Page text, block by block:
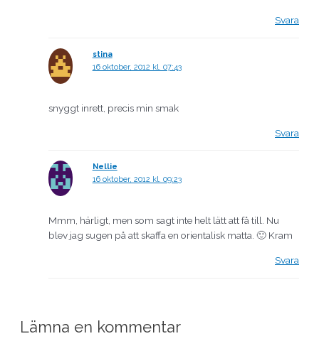
Svara
stina
16 oktober, 2012 kl. 07:43
snyggt inrett, precis min smak
Svara
Nellie
16 oktober, 2012 kl. 09:23
Mmm, härligt, men som sagt inte helt lätt att få till. Nu
blev jag sugen på att skaffa en orientalisk matta. 🙂 Kram
Svara
Lämna en kommentar